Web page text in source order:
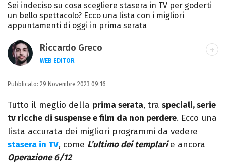
Sei indeciso su cosa scegliere stasera in TV per goderti
un bello spettacolo? Ecco una lista con i migliori
appuntamenti di oggi in prima serata
Riccardo Greco
WEB EDITOR
LINKEDIN
Si avvicina all'editoria studiando all'IED
come Fashion Editor. Si specializza poi in
Comunicazione digitale, Giornalismo e
Nuovi media presso La Sapienza,
collaborando con alcune testate ed uffici
stampa.
Pubblicato: 29 Novembre 2023 09:16
Tutto il meglio della prima serata, tra speciali, serie
tv ricche di suspense e film da non perdere. Ecco una
lista accurata dei migliori programmi da vedere
stasera in TV, come L’ultimo dei templarie ancora
Operazione 6/12